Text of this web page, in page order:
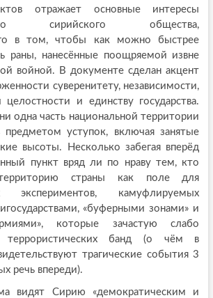
отражает основные интересы
сирийского общества,
в том, чтобы как можно быстрее
раны, нанесённые поощряемой извне
войной. В документе сделан акцент
суверенитету, независимости,
целостности и единству государства.
одна часть национальной территории
уступок, включая занятые
высоты. Несколько забегая вперёд
пункт вряд ли по нраву тем, кто
территорию страны как поле для
экспериментов, камуфлируемых
«буферными зонами» и
которые зачастую слабо
террористических банд (о чём в
трагические события 3
речь впереди).
видят Сирию «демократическим и